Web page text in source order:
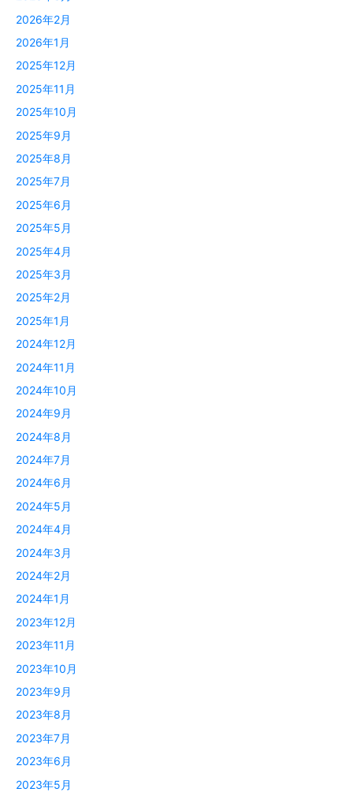
2026年2月
2026年1月
2025年12月
2025年11月
2025年10月
2025年9月
2025年8月
2025年7月
2025年6月
2025年5月
2025年4月
2025年3月
2025年2月
2025年1月
2024年12月
2024年11月
2024年10月
2024年9月
2024年8月
2024年7月
2024年6月
2024年5月
2024年4月
2024年3月
2024年2月
2024年1月
2023年12月
2023年11月
2023年10月
2023年9月
2023年8月
2023年7月
2023年6月
2023年5月